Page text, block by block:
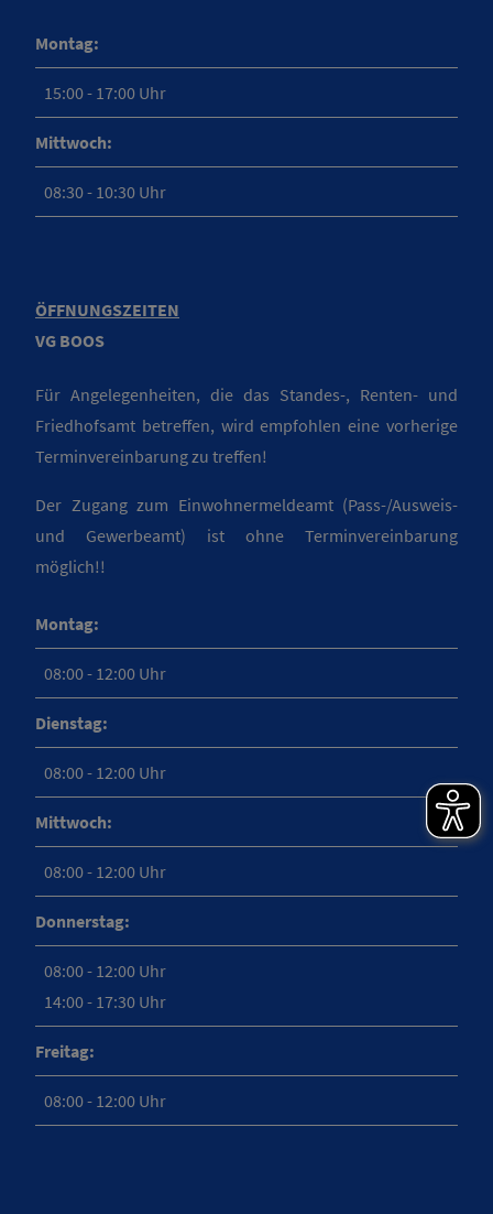
Montag:
15:00 - 17:00 Uhr
Mittwoch:
08:30 - 10:30 Uhr
ÖFFNUNGSZEITEN
VG BOOS
Für Angelegenheiten, die das Standes-, Renten- und
Friedhofsamt betreffen, wird empfohlen eine vorherige
Terminvereinbarung zu treffen!
Der Zugang zum Einwohnermeldeamt (Pass-/Ausweis-
und Gewerbeamt) ist ohne Terminvereinbarung
möglich!!
Montag:
08:00 - 12:00 Uhr
Dienstag:
08:00 - 12:00 Uhr
Mittwoch:
08:00 - 12:00 Uhr
Donnerstag:
08:00 - 12:00 Uhr
14:00 - 17:30 Uhr
Freitag:
08:00 - 12:00 Uhr